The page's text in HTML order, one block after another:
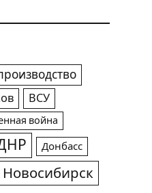
ВСУ
война
Донбасс
Новосибирск